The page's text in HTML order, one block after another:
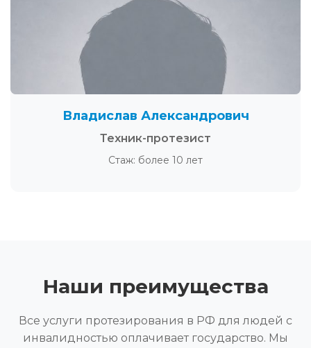
Владислав Александрович
Техник-протезист
Стаж: более 10 лет
Наши преимущества
Все услуги протезирования в РФ для людей с
инвалидностью оплачивает государство. Мы